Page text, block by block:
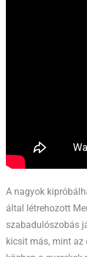
A nagyok
által létrehozott
szabadulószobás
kicsit más, mint